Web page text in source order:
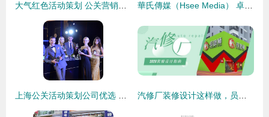
大气红色活动策划 公关营销与活动方案PPT设计指南 華氏傳媒（Hsee Media） 卓越的公关活动运营中心，专注会议与会展策划
上海公关活动策划公司优选 古鲸品牌设计引领行业新高度 汽修厂装修设计这样做，员工舒心，客户放心